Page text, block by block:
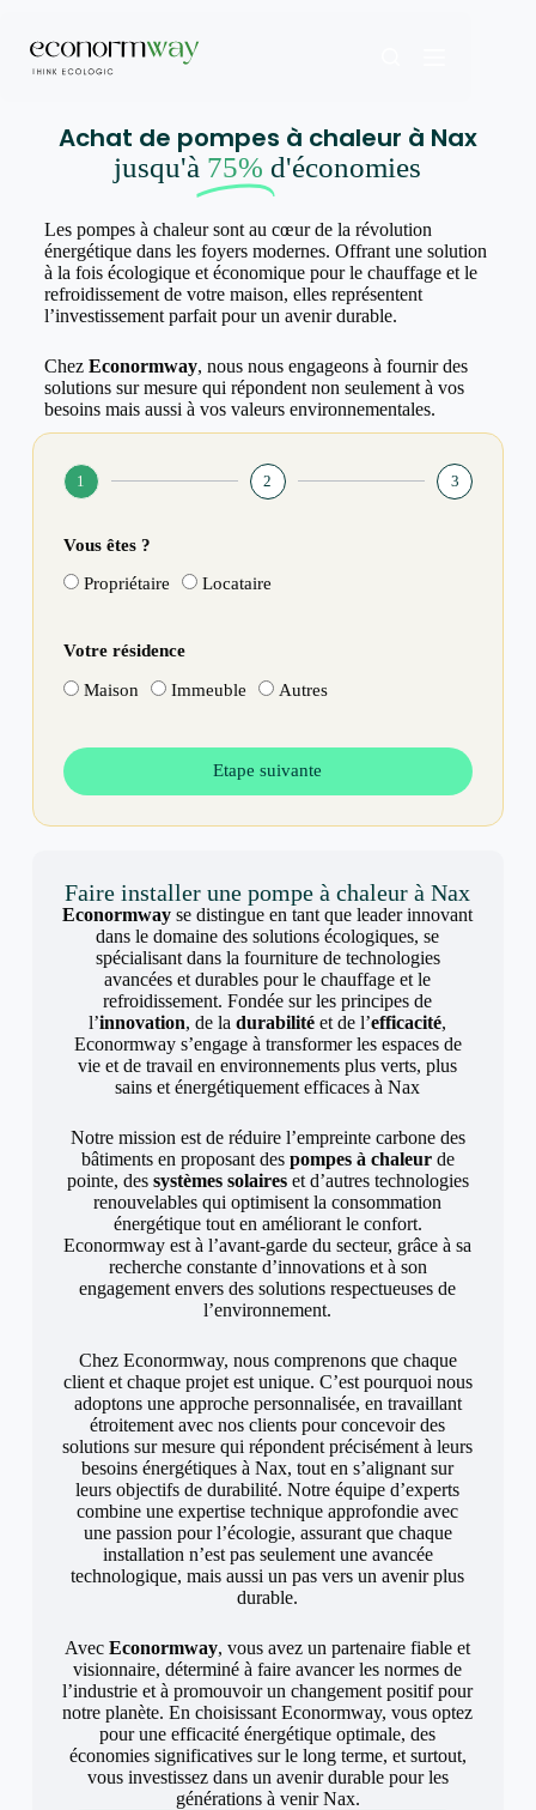
Achat de pompes à chaleur à Nax
jusqu'à 75% d'économies
Les pompes à chaleur sont au cœur de la révolution
énergétique dans les foyers modernes. Offrant une solution
à la fois écologique et économique pour le chauffage et le
refroidissement de votre maison, elles représentent
l’investissement parfait pour un avenir durable.
Chez Econormway, nous nous engageons à fournir des
solutions sur mesure qui répondent non seulement à vos
besoins mais aussi à vos valeurs environnementales.
1 2 3
Vous êtes ?
Propriétaire Locataire
Votre résidence
Maison Immeuble Autres
Etape suivante
Faire installer une pompe à chaleur à Nax
Econormway se distingue en tant que leader innovant
dans le domaine des solutions écologiques, se
spécialisant dans la fourniture de technologies
avancées et durables pour le chauffage et le
refroidissement. Fondée sur les principes de
l’innovation, de ladurabilité et de l’efficacité,
Econormway s’engage à transformer les espaces de
vie et de travail en environnements plus verts, plus
sains et énergétiquement efficaces à Nax
Notre mission est de réduire l’empreinte carbone des
bâtiments en proposant des pompes à chaleurde
pointe, des systèmes solaireset d’autres technologies
renouvelables qui optimisent la consommation
énergétique tout en améliorant le confort.
Econormway est à l’avant-garde du secteur, grâce à sa
recherche constante d’innovations et à son
engagement envers des solutions respectueuses de
l’environnement.
Chez Econormway, nous comprenons que chaque
client et chaque projet est unique. C’est pourquoi nous
adoptons une approche personnalisée, en travaillant
étroitement avec nos clients pour concevoir des
solutions sur mesure qui répondent précisément à leurs
besoins énergétiques à Nax, tout en s’alignant sur
leurs objectifs de durabilité. Notre équipe d’experts
combine une expertise technique approfondie avec
une passion pour l’écologie, assurant que chaque
installation n’est pas seulement une avancée
technologique, mais aussi un pas vers un avenir plus
durable.
AvecEconormway, vous avez un partenaire fiable et
visionnaire, déterminé à faire avancer les normes de
l’industrie et à promouvoir un changement positif pour
notre planète. En choisissant Econormway, vous optez
pour une efficacité énergétique optimale, des
économies significatives sur le long terme, et surtout,
vous investissez dans un avenir durable pour les
générations à venir Nax.